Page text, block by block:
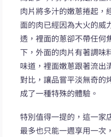
肉片將多汁的嫩蔥捲起，
面的肉已經因為大火的威
透，裡面的蔥卻不帶任何
下，外面的肉片有著調味
味道，裡面嫩蔥跟著流出
對比，讓品嘗平淡無奇的
成了一種特殊的體驗。
特別值得一提的，這一家
最多也只能一週享用一次，